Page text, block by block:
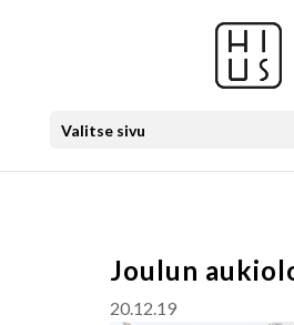
Valitse sivu
Joulun
20.12.19